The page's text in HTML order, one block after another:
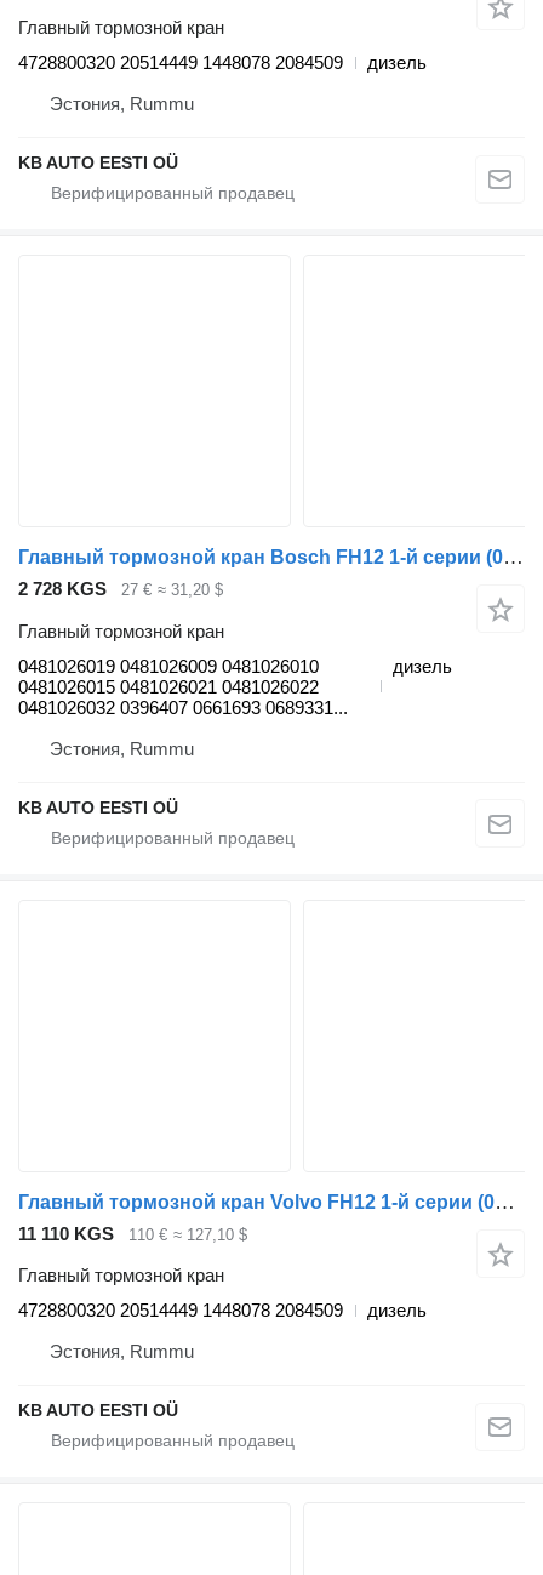
Главный тормозной кран
4728800320 20514449 1448078 2084509
дизель
Эстония, Rummu
KB AUTO EESTI OÜ
Главный тормозной кран Bosch FH12 1-й серии (01.93-12.02) 0481026019 для грузовика Volvo FH12, FH16, NH12, FH, VNL780 (1993-2014)
2 728 KGS 27 € ≈ 31,20 $
Главный тормозной кран
0481026019 0481026009 0481026010
0481026015 0481026021 0481026022
0481026032 0396407 0661693 0689331...
дизель
Эстония, Rummu
KB AUTO EESTI OÜ
Главный тормозной кран Volvo FH12 1-й серии (01.93-12.02) 4728800320 для грузовика Volvo FH12, FH16, NH12, FH, VNL780 (1993-2014)
11 110 KGS 110 € ≈ 127,10 $
Главный тормозной кран
4728800320 20514449 1448078 2084509
дизель
Эстония, Rummu
KB AUTO EESTI OÜ